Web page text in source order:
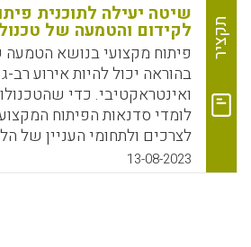
תקציר
שיטה יעילה לתוכנית
לקידום והטמעה של
פיתוח מקצועי בנושא הטמעה
בהוראה יכול להיות אירוע רב-
ואינטראקטיבי. כדי
לומדי סדנאות הפיתוח
לצרכים ולתחומי העניין של
שבתחומים הטכנולוגיים,
שיהיו בתחומם, הינם בעצם
13-08-2023